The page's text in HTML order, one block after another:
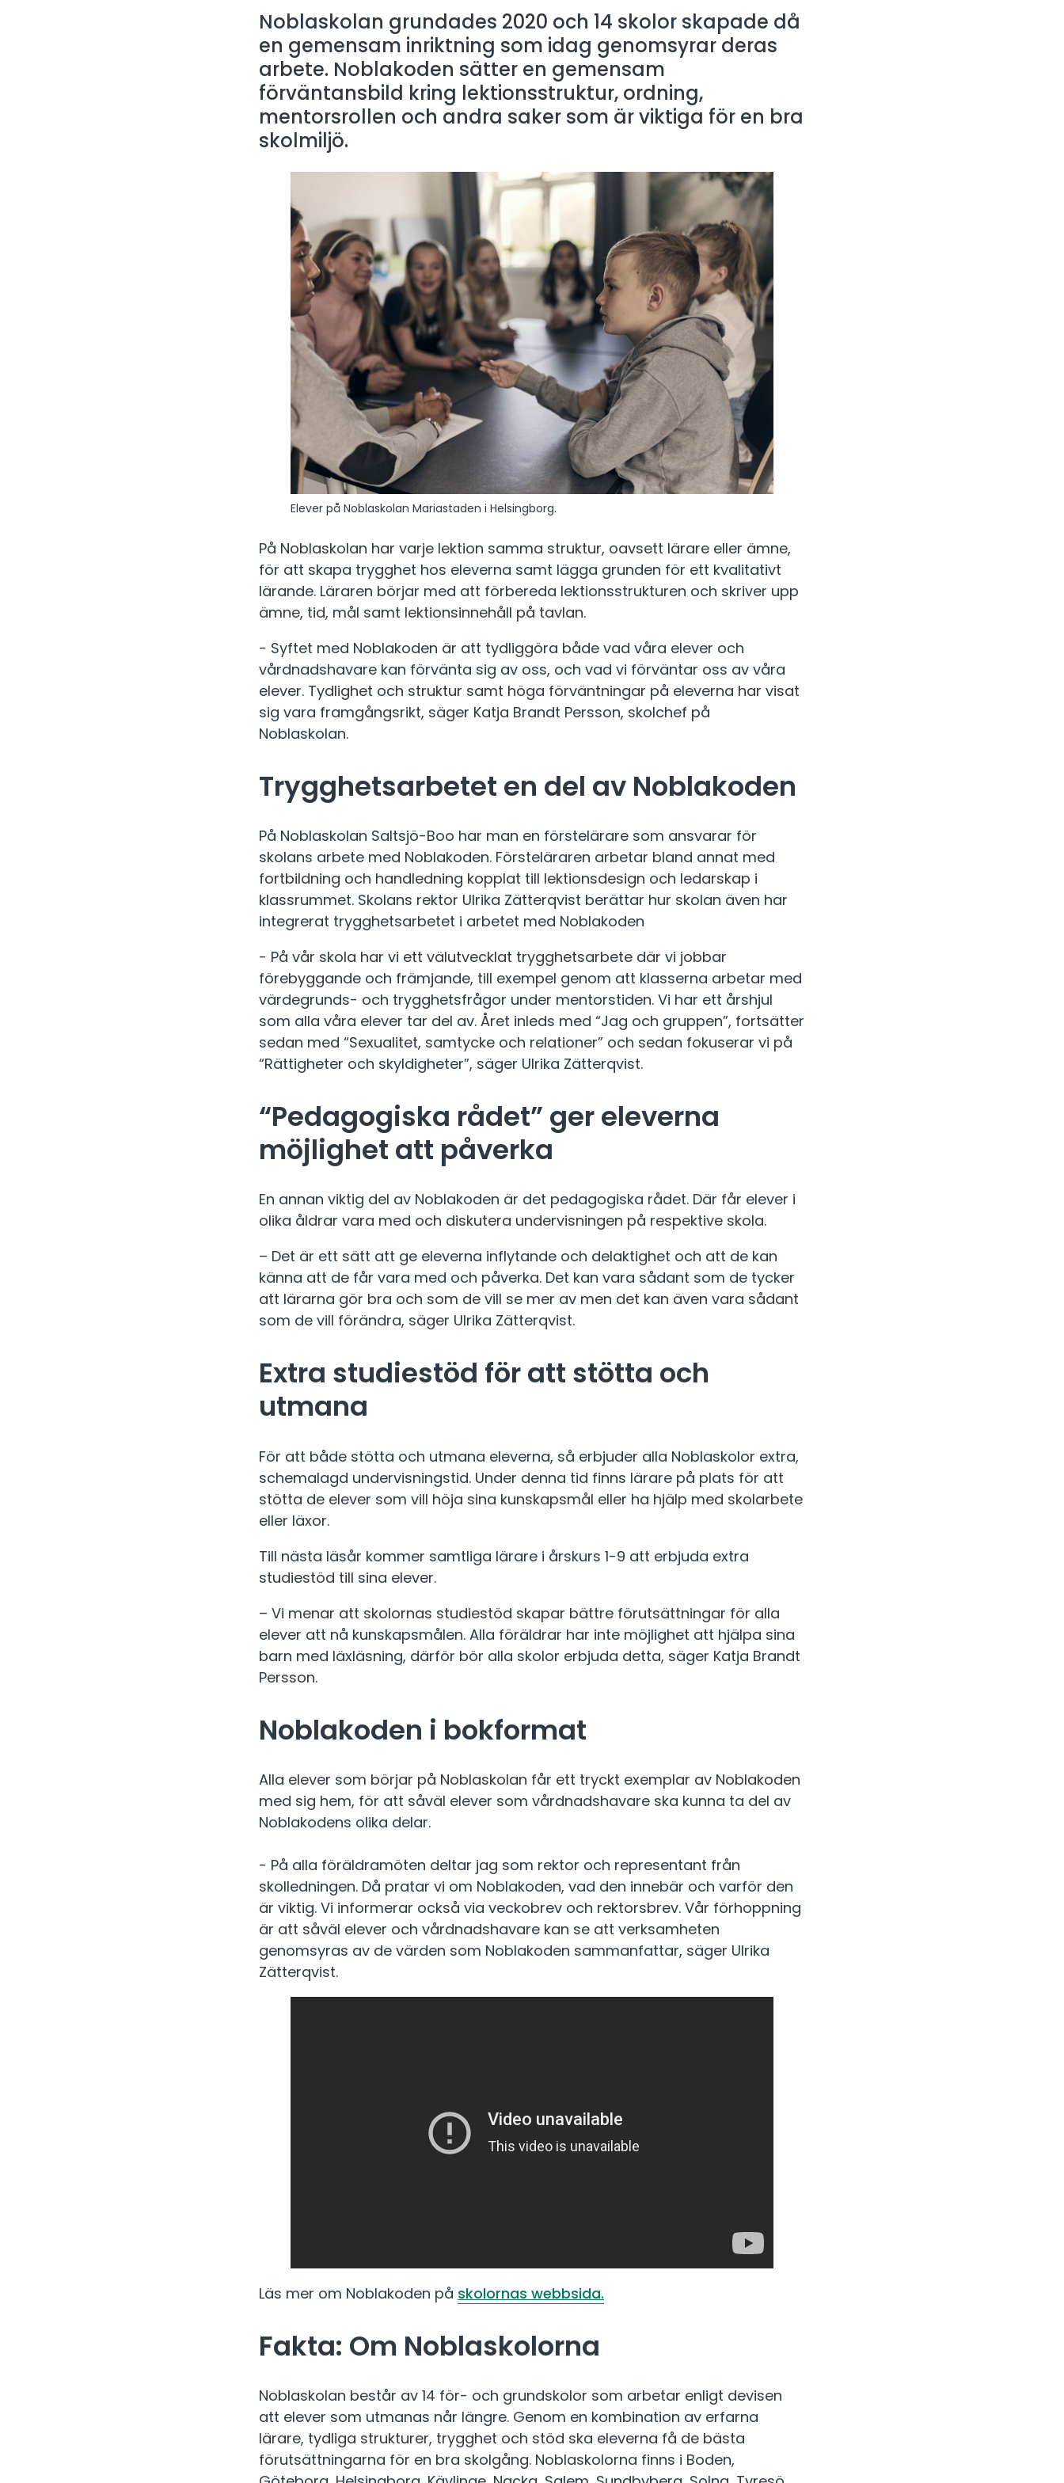
Noblaskolan grundades 2020 och 14 skolor skapade då
en gemensam inriktning som idag genomsyrar deras
arbete. Noblakoden sätter en gemensam
förväntansbild kring lektionsstruktur, ordning,
mentorsrollen och andra saker som är viktiga för en bra
skolmiljö.
Elever på Noblaskolan Mariastaden i Helsingborg.
På Noblaskolan har varje lektion samma struktur, oavsett lärare eller ämne,
för att skapa trygghet hos eleverna samt lägga grunden för ett kvalitativt
lärande. Läraren börjar med att förbereda lektionsstrukturen och skriver upp
ämne, tid, mål samt lektionsinnehåll på tavlan.
- Syftet med Noblakoden är att tydliggöra både vad våra elever och
vårdnadshavare kan förvänta sig av oss, och vad vi förväntar oss av våra
elever. Tydlighet och struktur samt höga förväntningar på eleverna har visat
sig vara framgångsrikt, säger Katja Brandt Persson, skolchef på
Noblaskolan.
Trygghetsarbetet en del av Noblakoden
På Noblaskolan Saltsjö-Boo har man en förstelärare som ansvarar för
skolans arbete med Noblakoden. Försteläraren arbetar bland annat med
fortbildning och handledning kopplat till lektionsdesign och ledarskap i
klassrummet. Skolans rektor Ulrika Zätterqvist berättar hur skolan även har
integrerat trygghetsarbetet i arbetet med Noblakoden
- På vår skola har vi ett välutvecklat trygghetsarbete där vi jobbar
förebyggande och främjande, till exempel genom att klasserna arbetar med
värdegrunds- och trygghetsfrågor under mentorstiden. Vi har ett årshjul
som alla våra elever tar del av. Året inleds med “Jag och gruppen”, fortsätter
sedan med “Sexualitet, samtycke och relationer” och sedan fokuserar vi på
“Rättigheter och skyldigheter”, säger Ulrika Zätterqvist.
“Pedagogiska rådet” ger eleverna
möjlighet att påverka
En annan viktig del av Noblakoden är det pedagogiska rådet. Där får elever i
olika åldrar vara med och diskutera undervisningen på respektive skola.
– Det är ett sätt att ge eleverna inflytande och delaktighet och att de kan
känna att de får vara med och påverka. Det kan vara sådant som de tycker
att lärarna gör bra och som de vill se mer av men det kan även vara sådant
som de vill förändra, säger Ulrika Zätterqvist.
Extra studiestöd för att stötta och
utmana
För att både stötta och utmana eleverna, så erbjuder alla Noblaskolor extra,
schemalagd undervisningstid. Under denna tid finns lärare på plats för att
stötta de elever som vill höja sina kunskapsmål eller ha hjälp med skolarbete
eller läxor.
Till nästa läsår kommer samtliga lärare i årskurs 1-9 att erbjuda extra
studiestöd till sina elever.
– Vi menar att skolornas studiestöd skapar bättre förutsättningar för alla
elever att nå kunskapsmålen. Alla föräldrar har inte möjlighet att hjälpa sina
barn med läxläsning, därför bör alla skolor erbjuda detta, säger Katja Brandt
Persson.
Noblakoden i bokformat
Alla elever som börjar på Noblaskolan får ett tryckt exemplar av Noblakoden
med sig hem, för att såväl elever som vårdnadshavare ska kunna ta del av
Noblakodens olika delar.
- På alla föräldramöten deltar jag som rektor och representant från
skolledningen. Då pratar vi om Noblakoden, vad den innebär och varför den
är viktig. Vi informerar också via veckobrev och rektorsbrev. Vår förhoppning
är att såväl elever och vårdnadshavare kan se att verksamheten
genomsyras av de värden som Noblakoden sammanfattar, säger Ulrika
Zätterqvist.
Läs mer om Noblakoden på skolornas webbsida.
Fakta: Om Noblaskolorna
Noblaskolan består av 14 för- och grundskolor som arbetar enligt devisen
att elever som utmanas når längre. Genom en kombination av erfarna
lärare, tydliga strukturer, trygghet och stöd ska eleverna få de bästa
förutsättningarna för en bra skolgång. Noblaskolorna finns i Boden,